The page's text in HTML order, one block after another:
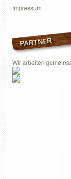
Impressum
PARTNER
Wir arbeiten